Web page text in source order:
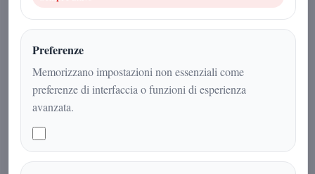
Atalanta-Inter guida la 17ª giornata di
Serie A: Inter al comando della
Preferenze
Memorizzano impostazioni non essenziali come
preferenze di interfaccia o funzioni di esperienza
avanzata.